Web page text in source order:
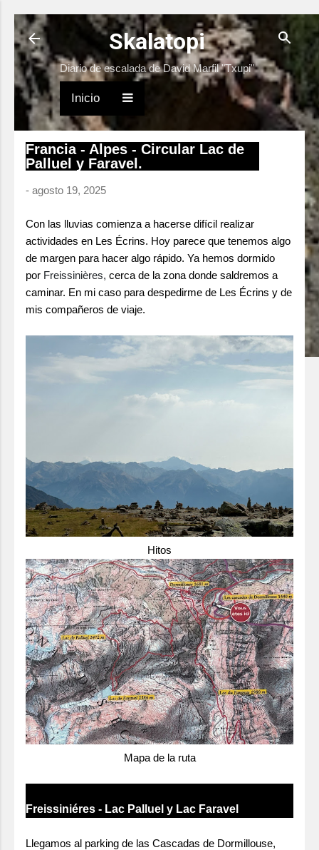
Ir al contenido principal
Skalatopi
Diario de escalada de David Marfil "Txupi"
Inicio
Francia - Alpes - Circular Lac de
Palluel y Faravel.
- agosto 19, 2025
Con las lluvias comienza a hacerse difícil realizar
actividades en Les Écrins. Hoy parece que tenemos algo
de margen para hacer algo rápido. Ya hemos dormido
por Freissinières, cerca de la zona donde saldremos a
caminar. En mi caso para despedirme de Les Écrins y de
mis compañeros de viaje.
Hitos
Mapa de la ruta
Freissiniéres - Lac Palluel y Lac Faravel
Llegamos al parking de las Cascadas de Dormillouse,